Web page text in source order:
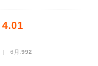
4.01
| 6月:992